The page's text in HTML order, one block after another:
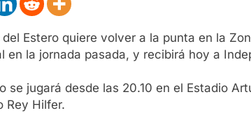
Estero quiere volver a la punta en la
en la jornada pasada, y recibirá hoy a
se jugará desde las 20.10 en el Estadio
Rey Hilfer.